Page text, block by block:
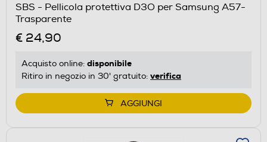
SBS - Pellicola protettiva D3O per Samsung A57-
Trasparente
€ 24,90
Acquisto online: disponibile
Ritiro in negozio in 30' gratuito: verifica
AGGIUNGI